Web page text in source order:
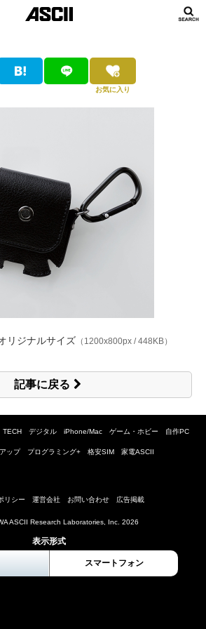
お気に入り
リジナルサイズ （1200x800px / 448KB）
記事に戻る
TECH デジタル iPhone/Mac ゲーム・ホビー 自作PC
ップ プログラミング+ 格安SIM 家電ASCII
リシー 運営会社 お問い合わせ 広告掲載
ASCII Research Laboratories, Inc. 2026
表示形式
スマートフォン